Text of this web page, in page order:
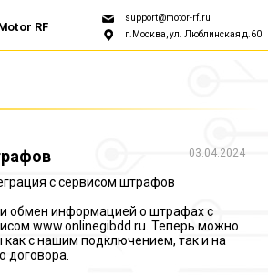
RF
support@motor-rf.ru
г.Москва, ул. Люблинская д.60
Для Автопарка
О нас
03.04.2024
с сервисом штрафов
обмен информацией о штрафах с
www.onlinegibdd.ru. Теперь можно
с нашим подключением, так и на
договора.